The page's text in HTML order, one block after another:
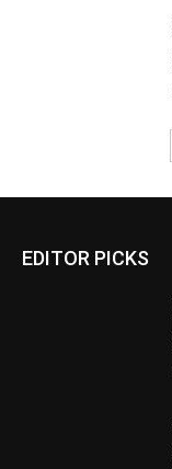
EDITOR PICKS